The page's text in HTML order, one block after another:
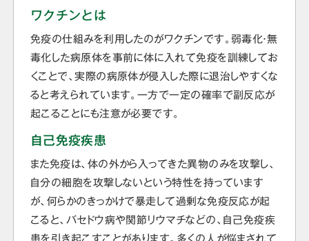
ワクチンとは
免疫の仕組みを利用したのがワクチンです。弱毒化・無
毒化した病原体を事前に体に入れて免疫を訓練してお
くことで、実際の病原体が侵入した際に退治しやすくな
ると考えられています。一方で一定の確率で副反応が
起こることにも注意が必要です。
自己免疫疾患
また免疫は、体の外から入ってきた異物のみを攻撃し、
自分の細胞を攻撃しないという特性を持っています
が、何らかのきっかけで暴走して過剰な免疫反応が起
こると、バセドウ病や関節リウマチなどの、自己免疫疾